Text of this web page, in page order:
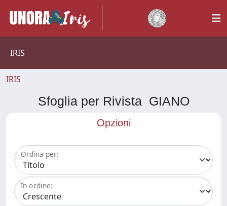
IRIS
IRIS
Sfoglia per Rivista GIANO
Opzioni
Ordina per:
In ordine: